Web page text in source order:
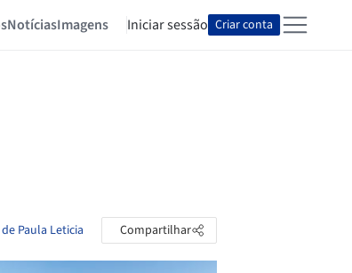
NotíciasImagens Iniciar sessão Criar conta
Paula Leticia Compartilhar